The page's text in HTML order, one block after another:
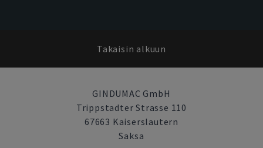
Takaisin alkuun
GINDUMAC GmbH
Trippstadter Strasse 110
67663 Kaiserslautern
Saksa